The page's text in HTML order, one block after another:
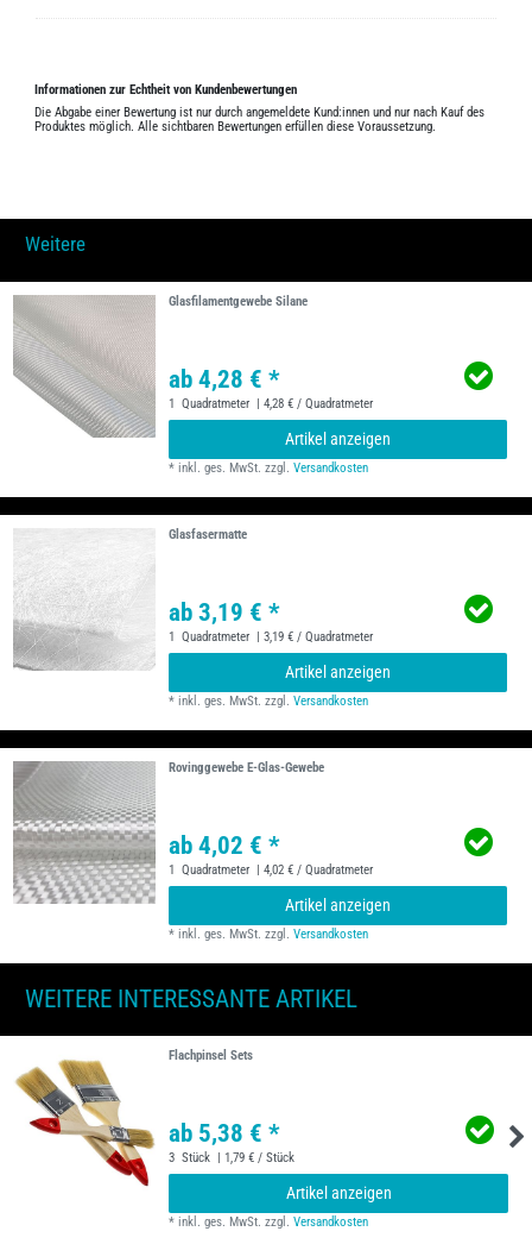
Informationen zur Echtheit von Kundenbewertungen
Die Abgabe einer Bewertung ist nur durch angemeldete Kund:innen und nur nach Kauf des
Produktes möglich. Alle sichtbaren Bewertungen erfüllen diese Voraussetzung.
Weitere
Glasfilamentgewebe Silane
ab 4,28 € *
1 Quadratmeter | 4,28 € / Quadratmeter
Artikel anzeigen
*inkl. ges. MwSt. zzgl.Versandkosten
Glasfasermatte
ab 3,19 € *
1 Quadratmeter | 3,19 € / Quadratmeter
Artikel anzeigen
*inkl. ges. MwSt. zzgl.Versandkosten
Rovinggewebe E-Glas-Gewebe
ab 4,02 € *
1 Quadratmeter | 4,02 € / Quadratmeter
Artikel anzeigen
*inkl. ges. MwSt. zzgl.Versandkosten
WEITERE INTERESSANTE ARTIKEL
Flachpinsel Sets
ab 5,38 € *
3 Stück | 1,79 € / Stück
Artikel anzeigen
*inkl. ges. MwSt. zzgl.Versandkosten